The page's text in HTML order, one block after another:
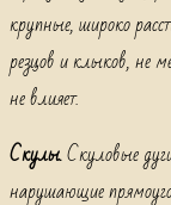
крупные, широко
резцов и клыков, не
не влияет.
Скулы.Скуловые
нарушающие